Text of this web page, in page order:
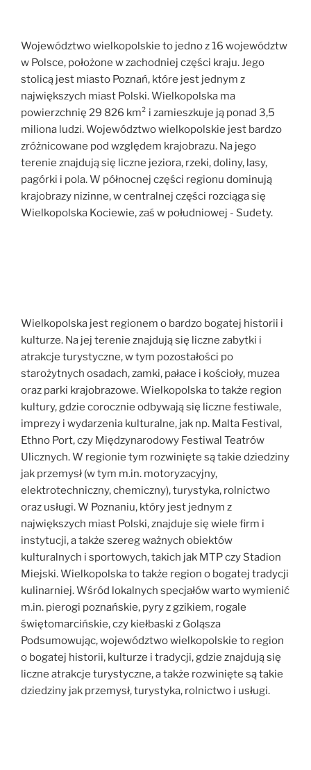
Województwo wielkopolskie to jedno z 16 województw
w Polsce, położone w zachodniej części kraju. Jego
stolicą jest miasto Poznań, które jest jednym z
największych miast Polski. Wielkopolska ma
powierzchnię 29 826 km² i zamieszkuje ją ponad 3,5
miliona ludzi. Województwo wielkopolskie jest bardzo
zróżnicowane pod względem krajobrazu. Na jego
terenie znajdują się liczne jeziora, rzeki, doliny, lasy,
pagórki i pola. W północnej części regionu dominują
krajobrazy nizinne, w centralnej części rozciąga się
Wielkopolska Kociewie, zaś w południowej - Sudety.
Wielkopolska jest regionem o bardzo bogatej historii i
kulturze. Na jej terenie znajdują się liczne zabytki i
atrakcje turystyczne, w tym pozostałości po
starożytnych osadach, zamki, pałace i kościoły, muzea
oraz parki krajobrazowe. Wielkopolska to także region
kultury, gdzie corocznie odbywają się liczne festiwale,
imprezy i wydarzenia kulturalne, jak np. Malta Festival,
Ethno Port, czy Międzynarodowy Festiwal Teatrów
Ulicznych. W regionie tym rozwinięte są takie dziedziny
jak przemysł (w tym m.in. motoryzacyjny,
elektrotechniczny, chemiczny), turystyka, rolnictwo
oraz usługi. W Poznaniu, który jest jednym z
największych miast Polski, znajduje się wiele firm i
instytucji, a także szereg ważnych obiektów
kulturalnych i sportowych, takich jak MTP czy Stadion
Miejski. Wielkopolska to także region o bogatej tradycji
kulinarniej. Wśród lokalnych specjałów warto wymienić
m.in. pierogi poznańskie, pyry z gzikiem, rogale
świętomarcińskie, czy kiełbaski z Goląsza
Podsumowując, województwo wielkopolskie to region
o bogatej historii, kulturze i tradycji, gdzie znajdują się
liczne atrakcje turystyczne, a także rozwinięte są takie
dziedziny jak przemysł, turystyka, rolnictwo i usługi.